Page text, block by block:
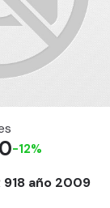
918 año 2009
-12%